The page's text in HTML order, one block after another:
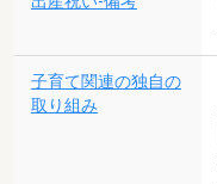
子育て関連の独自の
取り組み